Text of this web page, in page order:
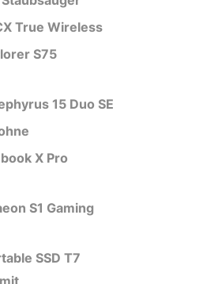
True Wireless
S75
15 Duo SE
X Pro
S1 Gaming
SSD T7